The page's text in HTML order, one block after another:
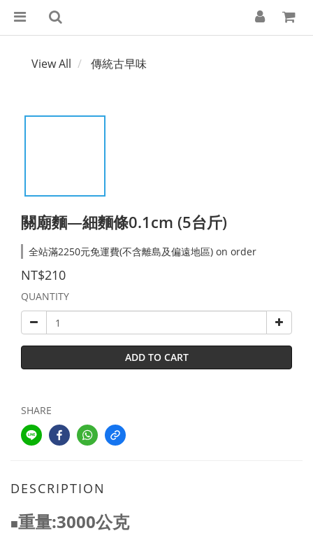
View All 傳統古早味
關廟麵—細麵條0.1cm (5台斤)
全站滿2250元免運費(不含離島及偏遠地區) on order
NT$210
QUANTITY
ADD TO CART
SHARE
DESCRIPTION
■重量:3000公克